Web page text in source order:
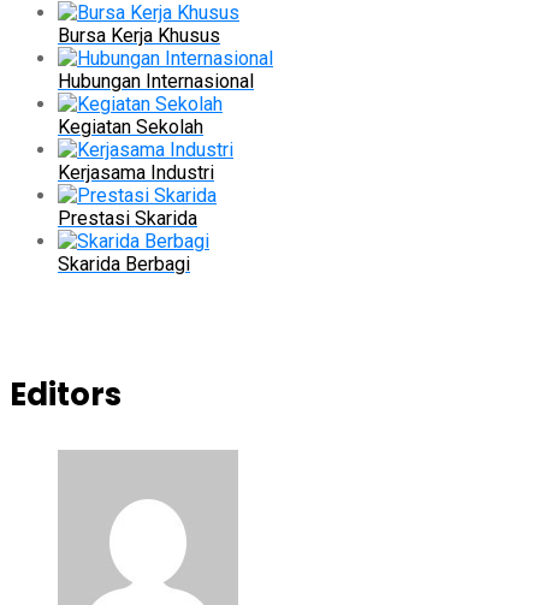
Bursa Kerja Khusus
Hubungan Internasional
Kegiatan Sekolah
Kerjasama Industri
Prestasi Skarida
Skarida Berbagi
Editors